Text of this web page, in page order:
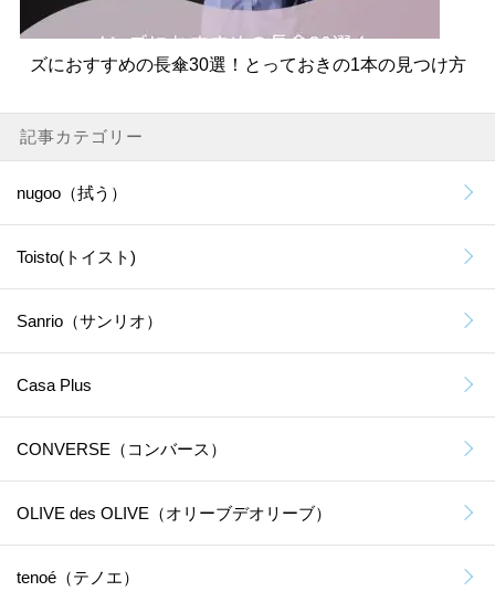
ズにおすすめの長傘30選！とっておきの1本の見つけ方
記事カテゴリー
nugoo（拭う）
Toisto(トイスト)
Sanrio（サンリオ）
Casa Plus
CONVERSE（コンバース）
OLIVE des OLIVE（オリーブデオリーブ）
tenoé（テノエ）